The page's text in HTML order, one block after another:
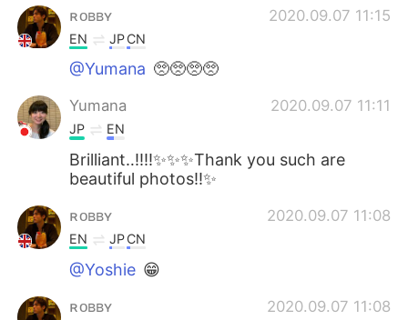
ʀᴏʙʙʏ 2020.09.07 11:15
EN JPCN
@Yumana 🥺🥺🥺🥺
Yumana 2020.09.07 11:11
JP EN
Brilliant‥‼️‼️✨✨✨Thank you such are
beautiful photos‼️✨
ʀᴏʙʙʏ 2020.09.07 11:08
EN JPCN
@Yoshie 😁
ʀᴏʙʙʏ 2020.09.07 11:08